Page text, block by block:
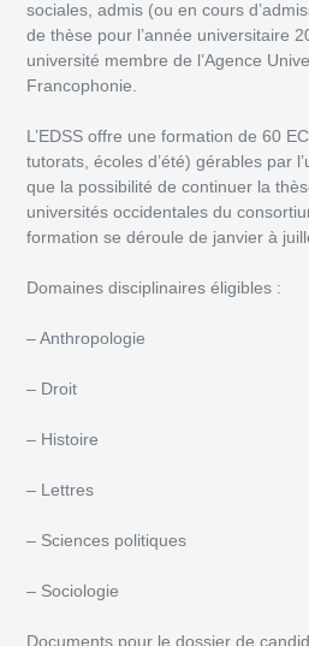
sociales, admis (ou en cours
de thèse pour l’année universitaire
université membre de l’Agence
Francophonie.
L’EDSS offre une formation de 60
tutorats, écoles d’été) gérables par
que la possibilité de continuer la
universités occidentales du
formation se déroule de janvier à
Domaines disciplinaires éligibles :
– Anthropologie
– Droit
– Histoire
– Lettres
– Sciences politiques
– Sociologie
Documents pour le dossier de